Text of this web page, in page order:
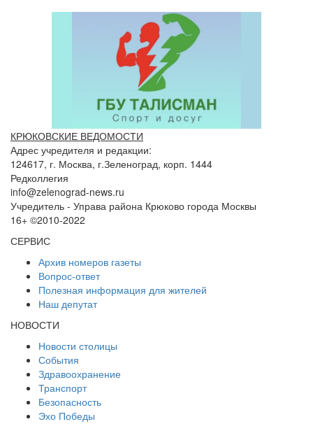
КРЮКОВСКИЕ ВЕДОМОСТИ
Адрес учредителя и редакции:
124617, г. Москва, г.Зеленоград, корп. 1444
Редколлегия
info@zelenograd-news.ru
Учредитель - Управа района Крюково города Москвы
16+ ©2010-2022
СЕРВИС
Архив номеров газеты
Вопрос-ответ
Полезная информация для жителей
Наш депутат
НОВОСТИ
Новости столицы
События
Здравоохранение
Транспорт
Безопасность
Эхо Победы